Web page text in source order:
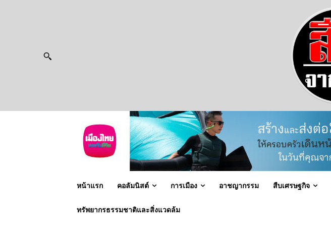
หน้าแรก คอลัมนิสต์ การเมือง อาชญากรรม สืบเศรษฐกิจ
ทรัพยากรธรรมชาติและสิ่งแวดล้ม